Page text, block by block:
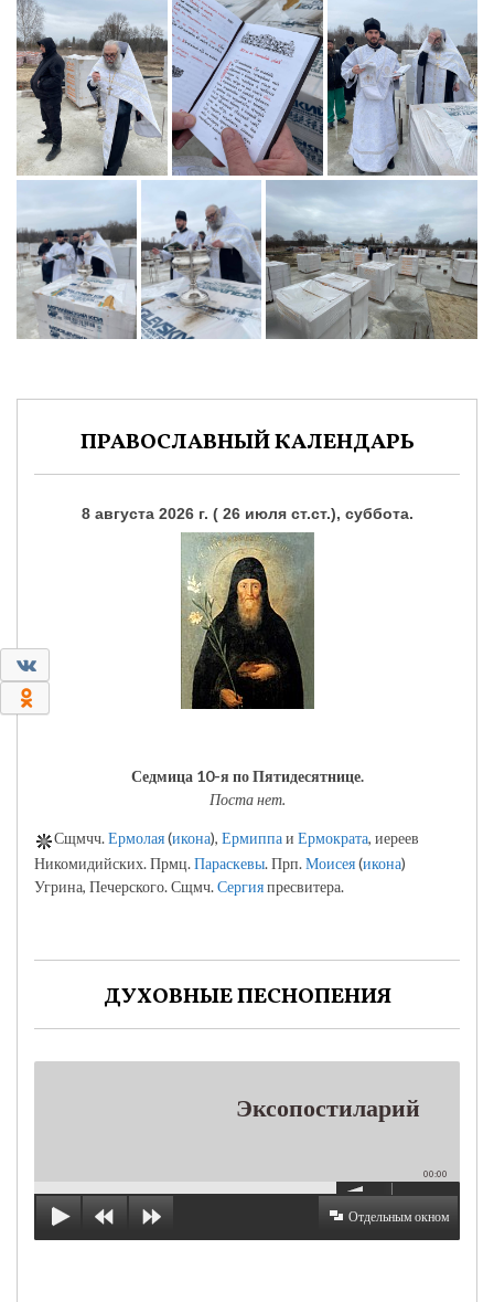
ПРАВОСЛАВНЫЙ КАЛЕНДАРЬ
8 августа 2026 г. ( 26 июля ст.ст.), суббота.
Седмица 10-я по Пятидесятнице.
Поста нет.
Сщмчч.Ермолая(икона), Ермиппаи Ермократа, иереев
Никомидийских. Прмц.Параскевы. Прп.Моисея(икона)
Угрина, Печерского. Сщмч.Сергияпресвитера.
ДУХОВНЫЕ ПЕСНОПЕНИЯ
Эксопостиларий
00:00
Отдельным окном